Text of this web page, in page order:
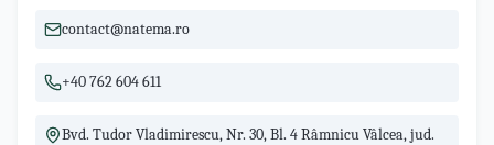
contact@natema.ro
+40 762 604 611
Bvd. Tudor Vladimirescu, Nr. 30, Bl. 4 Râmnicu Vâlcea, jud.